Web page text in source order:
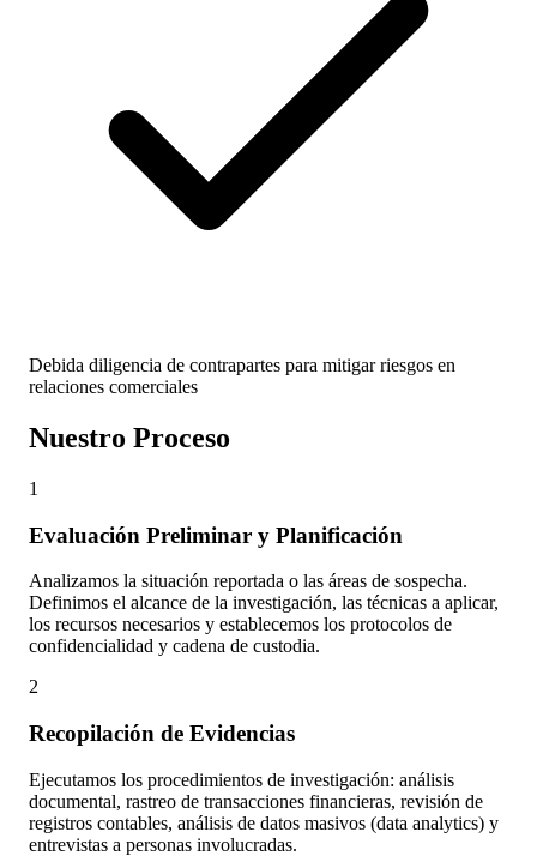
Debida diligencia de contrapartes para mitigar riesgos en
relaciones comerciales
Nuestro Proceso
1
Evaluación Preliminar y Planificación
Analizamos la situación reportada o las áreas de sospecha.
Definimos el alcance de la investigación, las técnicas a aplicar,
los recursos necesarios y establecemos los protocolos de
confidencialidad y cadena de custodia.
2
Recopilación de Evidencias
Ejecutamos los procedimientos de investigación: análisis
documental, rastreo de transacciones financieras, revisión de
registros contables, análisis de datos masivos (data analytics) y
entrevistas a personas involucradas.